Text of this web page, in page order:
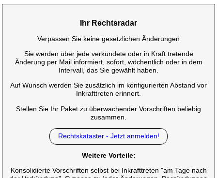
Ihr Rechtsradar
Verpassen Sie keine gesetzlichen Änderungen
Sie werden über jede verkündete oder in Kraft tretende
Änderung per Mail informiert, sofort, wöchentlich oder in dem
Intervall, das Sie gewählt haben.
Auf Wunsch werden Sie zusätzlich im konfigurierten Abstand vor
Inkrafttreten erinnert.
Stellen Sie Ihr Paket zu überwachender Vorschriften beliebig
zusammen.
Rechtskataster - Jetzt anmelden!
Weitere Vorteile:
Konsolidierte Vorschriften selbst bei Inkrafttreten "am Tage nach